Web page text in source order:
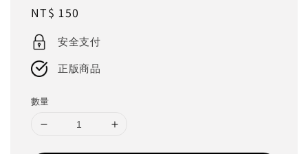
Regular
price
NT$ 150
安全支付
正版商品
數量